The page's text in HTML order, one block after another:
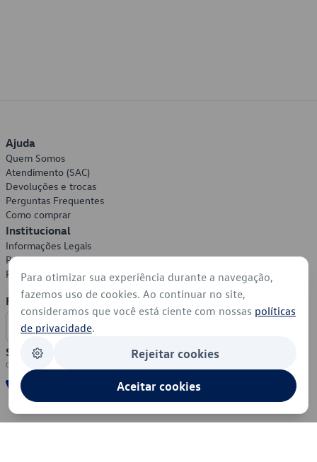
Ajuda
Quem Somos
Atendimento (SAC)
Devoluções e trocas
Perguntas Frequentes
Como comprar
Institucional
Informações Legais
Política de Privacidade
Política de Cookies
Formas de Pagamento
Segurança
Para otimizar sua experiência durante a navegação,
fazemos uso de cookies. Ao continuar no site,
consideramos que você está ciente com nossas políticas
de privacidade.
Rejeitar cookies
Aceitar cookies